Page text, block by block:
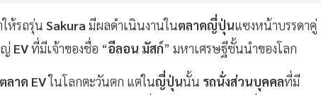
ห้รถรุ่น Sakura มีผลดำเนินงานในตลาดญี่ปุ่นแซงหน้าบรรดาคู่
ญ่ EVที่มีเจ้าของชื่อ “อีลอน มัสก์” มหาเศรษฐีชั้นนำของโลก
ตลาด EVในโลกตะวันตก แต่ในญี่ปุ่นนั้น รถนั่งส่วนบุคคลที่มี